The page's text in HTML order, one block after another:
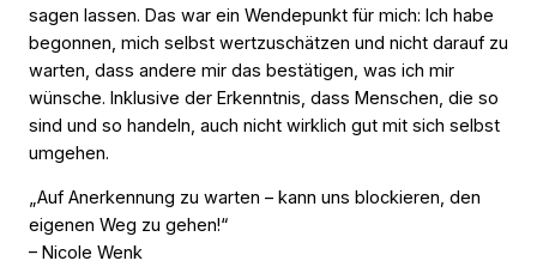
sagen lassen. Das war ein Wendepunkt für mich: Ich habe
begonnen, mich selbst wertzuschätzen und nicht darauf zu
warten, dass andere mir das bestätigen, was ich mir
wünsche. Inklusive der Erkenntnis, dass Menschen, die so
sind und so handeln, auch nicht wirklich gut mit sich selbst
umgehen.
„Auf Anerkennung zu warten – kann uns blockieren, den
eigenen Weg zu gehen!“
– Nicole Wenk